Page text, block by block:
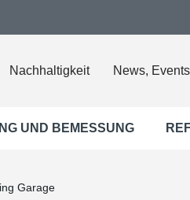
Nachhaltigkeit News,
UND BEMESSUNG
Garage